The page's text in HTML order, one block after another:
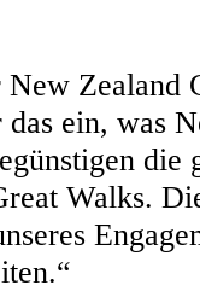
Zealand
das ein, was
Walks.